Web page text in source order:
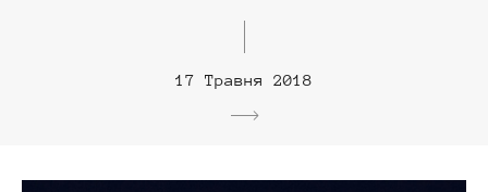
17 Травня 2018